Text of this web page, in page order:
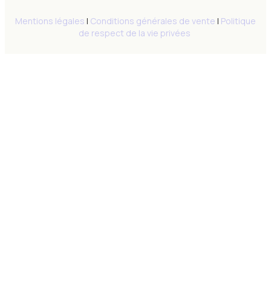
Mentions légales | Conditions générales de vente | Politique
de respect de la vie privées